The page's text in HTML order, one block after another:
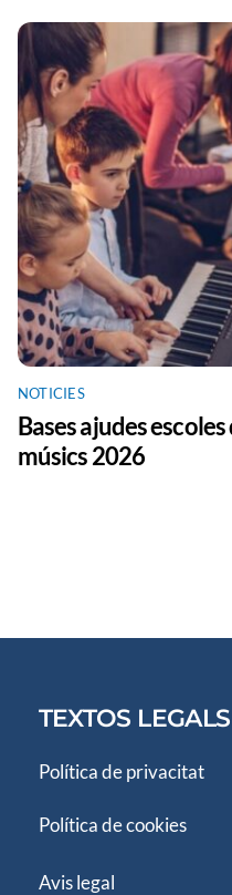
NOTICIES
Bases ajudes
músics 2026
TEXTOS LEGALS
Política de privacitat
Política de cookies
Avis legal